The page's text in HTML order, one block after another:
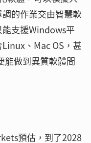
的作業交由智慧軟
支援Windows平
、Mac OS，甚
能做到異質軟體間
預估，到了2028